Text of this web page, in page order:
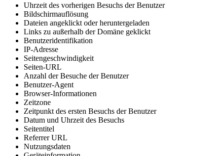
Uhrzeit des vorherigen Besuchs der Benutzer
Bildschirmauflösung
Dateien angeklickt oder heruntergeladen
Links zu außerhalb der Domäne geklickt
Benutzeridentifikation
IP-Adresse
Seitengeschwindigkeit
Seiten-URL
Anzahl der Besuche der Benutzer
Benutzer-Agent
Browser-Informationen
Zeitzone
Zeitpunkt des ersten Besuchs der Benutzer
Datum und Uhrzeit des Besuchs
Seitentitel
Referrer URL
Nutzungsdaten